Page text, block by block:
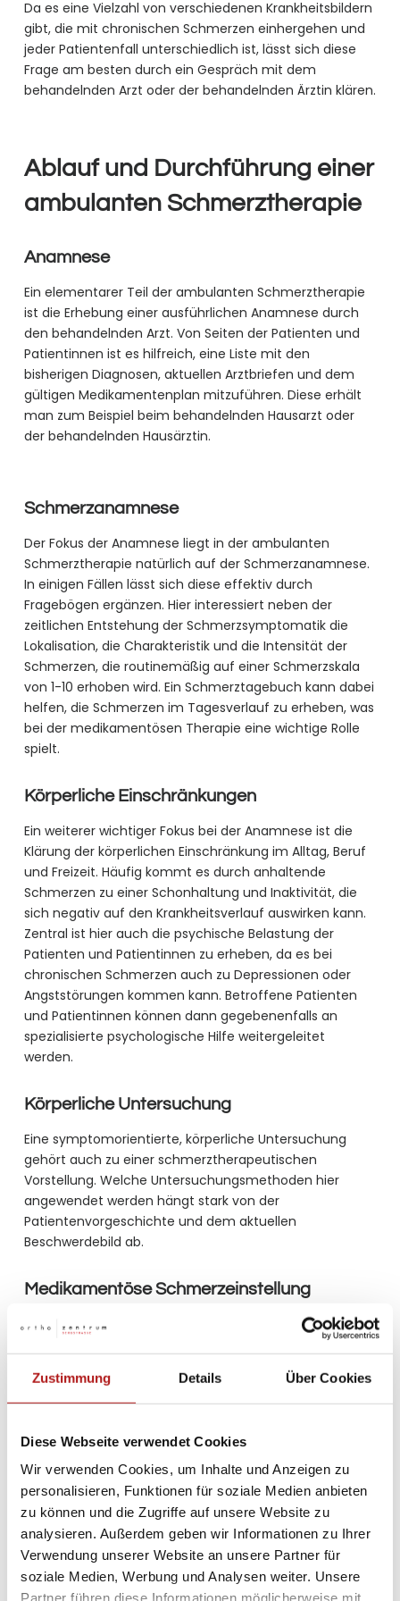
Zustimmung Details Über Cookies
Diese Webseite verwendet Cookies
Wir verwenden Cookies, um Inhalte und Anzeigen zu
personalisieren, Funktionen für soziale Medien anbieten
zu können und die Zugriffe auf unsere Website zu
analysieren. Außerdem geben wir Informationen zu Ihrer
Verwendung unserer Website an unsere Partner für
soziale Medien, Werbung und Analysen weiter. Unsere
Partner führen diese Informationen möglicherweise mit
Da es eine Vielzahl von verschiedenen Krankheitsbildern
gibt, die mit chronischen Schmerzen einhergehen und
jeder Patientenfall unterschiedlich ist, lässt sich diese
Frage am besten durch ein Gespräch mit dem
behandelnden Arzt oder der behandelnden Ärztin klären.
Ablauf und Durchführung einer
ambulanten Schmerztherapie
Anamnese
Ein elementarer Teil der ambulanten Schmerztherapie
ist die Erhebung einer ausführlichen Anamnese durch
den behandelnden Arzt. Von Seiten der Patienten und
Patientinnen ist es hilfreich, eine Liste mit den
bisherigen Diagnosen, aktuellen Arztbriefen und dem
gültigen Medikamentenplan mitzuführen. Diese erhält
man zum Beispiel beim behandelnden Hausarzt oder
der behandelnden Hausärztin.
Schmerzanamnese
Der Fokus der Anamnese liegt in der ambulanten
Schmerztherapie natürlich auf der Schmerzanamnese.
In einigen Fällen lässt sich diese effektiv durch
Fragebögen ergänzen. Hier interessiert neben der
zeitlichen Entstehung der Schmerzsymptomatik die
Lokalisation, die Charakteristik und die Intensität der
Schmerzen, die routinemäßig auf einer Schmerzskala
von 1-10 erhoben wird. Ein Schmerztagebuch kann dabei
helfen, die Schmerzen im Tagesverlauf zu erheben, was
bei der medikamentösen Therapie eine wichtige Rolle
spielt.
Körperliche Einschränkungen
Ein weiterer wichtiger Fokus bei der Anamnese ist die
Klärung der körperlichen Einschränkung im Alltag, Beruf
und Freizeit. Häufig kommt es durch anhaltende
Schmerzen zu einer Schonhaltung und Inaktivität, die
sich negativ auf den Krankheitsverlauf auswirken kann.
Zentral ist hier auch die psychische Belastung der
Patienten und Patientinnen zu erheben, da es bei
chronischen Schmerzen auch zu Depressionen oder
Angststörungen kommen kann. Betroffene Patienten
und Patientinnen können dann gegebenenfalls an
spezialisierte psychologische Hilfe weitergeleitet
werden.
Körperliche Untersuchung
Eine symptomorientierte, körperliche Untersuchung
gehört auch zu einer schmerztherapeutischen
Vorstellung. Welche Untersuchungsmethoden hier
angewendet werden hängt stark von der
Patientenvorgeschichte und dem aktuellen
Beschwerdebild ab.
Medikamentöse Schmerzeinstellung
Für die medikamentöse (analgetische)
Schmerzeinstellung ist eine genaue Erhebung der
bisherigen Medikation und Dosierungen zwingend
erforderlich. Kommt es unter der Therapie zu einer
zufriedenstellenden Einstellung der Schmerzen oder
Änderungen in der Schmerzmedikation sollten nur in
Absprache mit dem behandelnden Arzt durchgeführt
werden.
Therapiekontrollen
Im Verlauf sollten regelmäßige Therapiekontrollen zur
Dosisanpassung und zur Vermeidung einer Abhängigkeit